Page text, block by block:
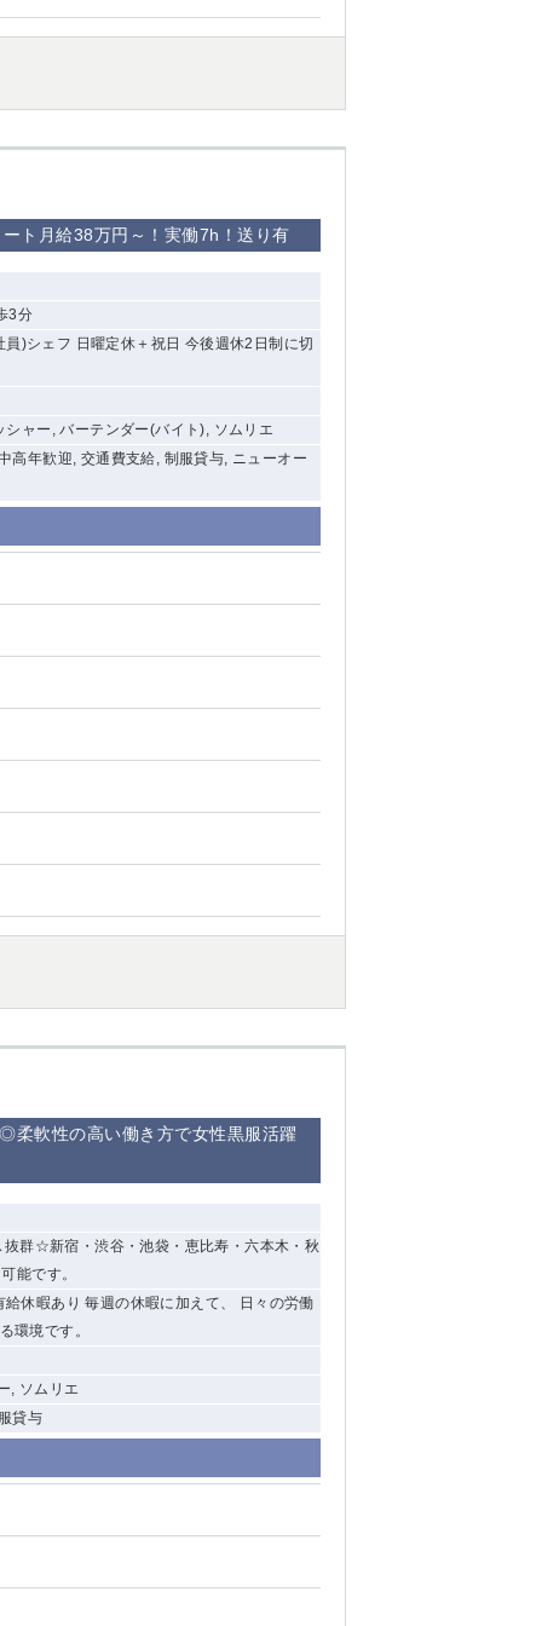
ト月給38万円～！実働7h！送り有
3分
)シェフ 日曜定休＋祝日 今後週休2日制に切
ャー, バーテンダー(バイト), ソムリエ
高年歓迎, 交通費支給, 制服貸与, ニューオー
柔軟性の高い働き方で女性黒服活躍
群☆新宿・渋谷・池袋・恵比寿・六本木・秋
能です。
休暇あり 毎週の休暇に加えて、 日々の労働
環境です。
, ソムリエ
貸与